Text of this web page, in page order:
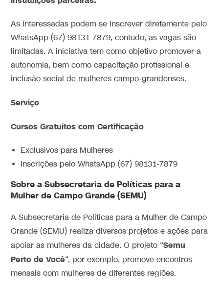
As interessadas podem se inscrever diretamente pelo
WhatsApp (67) 98131-7879, contudo, as vagas são
limitadas. A iniciativa tem como objetivo promover a
autonomia, bem como capacitação profissional e
inclusão social de mulheres campo-grandenses.
Serviço
Cursos Gratuitos com Certificação
Exclusivos para Mulheres
Inscrições pelo WhatsApp (67) 98131-7879
Sobre aSubsecretaria de Políticas para a
Mulher de Campo Grande (SEMU)
A Subsecretaria de Políticas para a Mulher de Campo
Grande (SEMU) realiza diversos projetos e ações para
apoiar as mulheres da cidade. O projeto “Semu
Perto de Você“, por exemplo, promove encontros
mensais com mulheres de diferentes regiões.